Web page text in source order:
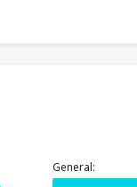
General: